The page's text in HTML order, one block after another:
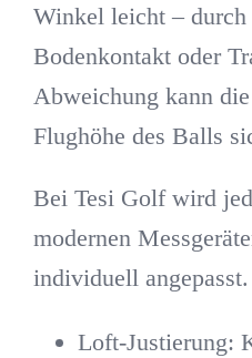
Winkel leicht – durch
Bodenkontakt oder
Abweichung kann
Flughöhe des Balls
Bei Tesi Golf wird
modernen
individuell angepasst.
Loft-Justierung: